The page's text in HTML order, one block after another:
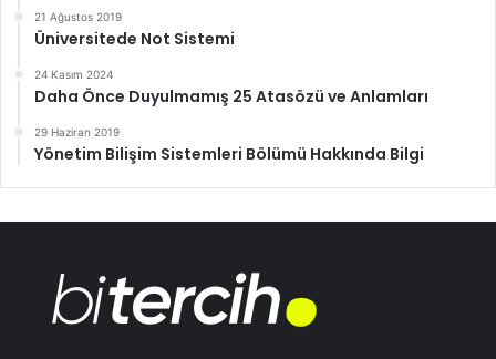
21 Ağustos 2019
Üniversitede Not Sistemi
24 Kasım 2024
Daha Önce Duyulmamış 25 Atasözü ve Anlamları
29 Haziran 2019
Yönetim Bilişim Sistemleri Bölümü Hakkında Bilgi